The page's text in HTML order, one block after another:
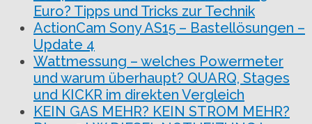
Euro? Tipps und Tricks zur Technik
ActionCam Sony AS15 – Bastellösungen –
Update 4
Wattmessung – welches Powermeter
und warum überhaupt? QUARQ, Stages
und KICKR im direkten Vergleich
KEIN GAS MEHR? KEIN STROM MEHR?